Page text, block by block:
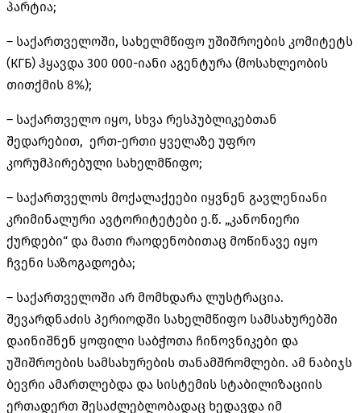
პარტია;
– საქართველოში, სახელმწიფო უშიშროების კომიტეტს
(КГБ) ჰყავდა 300 000-იანი აგენტურა (მოსახლეობის
თითქმის 8%);
– საქართველო იყო, სხვა რესპუბლიკებთან
შედარებით, ერთ-ერთი ყველაზე უფრო
კორუმპირებული სახელმწიფო;
– საქართველოს მოქალაქეები იყვნენ გავლენიანი
კრიმინალური ავტორიტეტები ე.წ. „კანონიერი
ქურდები“ და მათი რაოდენობითაც მოწინავე იყო
ჩვენი საზოგადოება;
– საქართველოში არ მომხდარა ლუსტრაცია.
შევარდნაძის პერიოდში სახელმწიფო სამსახურებში
დაინიშნენ ყოფილი საბჭოთა ჩინოვნიკები და
უშიშროების სამსახურების თანამშრომლები. ამ ნაბიჯს
ბევრი ამართლებდა და სისტემის სტაბილიზაციის
ერთადერთ შესაძლებლობადაც ხედავდა იმ